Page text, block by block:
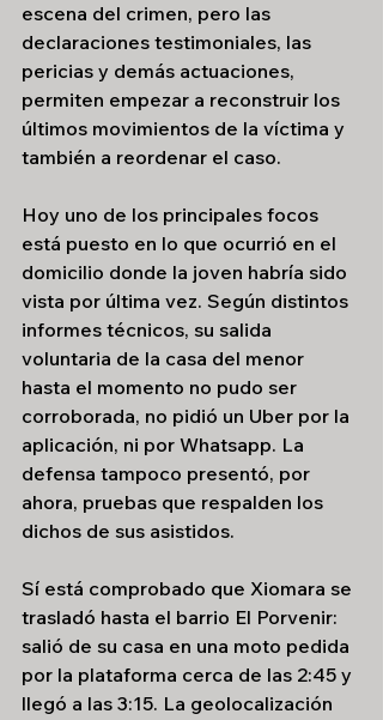
escena del crimen, pero las
declaraciones testimoniales, las
pericias y demás actuaciones,
permiten empezar a reconstruir los
últimos movimientos de la víctima y
también a reordenar el caso.
Hoy uno de los principales focos
está puesto en lo que ocurrió en el
domicilio donde la joven habría sido
vista por última vez. Según distintos
informes técnicos, su salida
voluntaria de la casa del menor
hasta el momento no pudo ser
corroborada, no pidió un Uber por la
aplicación, ni por Whatsapp. La
defensa tampoco presentó, por
ahora, pruebas que respalden los
dichos de sus asistidos.
Sí está comprobado que Xiomara se
trasladó hasta el barrio El Porvenir:
salió de su casa en una moto pedida
por la plataforma cerca de las 2:45 y
llegó a las 3:15. La geolocalización